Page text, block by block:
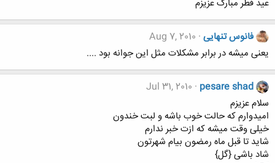
عید فطر مبارک عزیزم
فانوس تنهایی Aug 7, 2010
یعنی میشه در برابر مشکلات مثل این جوانه بود ....
pesare shad
Jul 31, 2010
سلام عزیزم
امیدوارم که حالت خوب باشه و لبت خندون
خیلی وقت میشه که ازت خبر ندارم
شاید تا قبل ماه رمضون بیام شهرتون
شاد باشی {گل}